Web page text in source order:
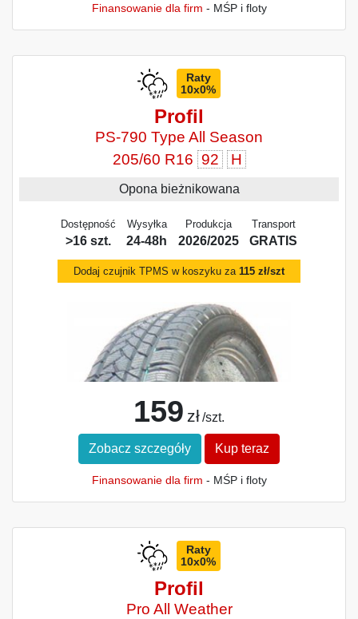
Finansowanie dla firm - MŚP i floty
Raty
10x0%
Profil
PS-790 Type All Season
205/60 R16 92 H
Opona bieżnikowana
Dostępność
>16 szt.
Wysyłka
24-48h
Produkcja
2026/2025
Transport
GRATIS
Dodaj czujnik TPMS w koszyku za 115 zł/szt
159 zł /szt.
Zobacz szczegóły Kup teraz
Finansowanie dla firm - MŚP i floty
Raty
10x0%
Profil
Pro All Weather